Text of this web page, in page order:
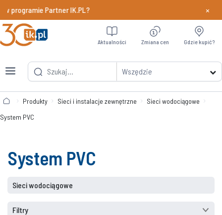
programie Partner IK.PL? Dowiedz
×
Wszędzie
Aktualności Zmiana cen Gdzie kupić?
Produkty Sieci i instalacje zewnętrzne
Sieci wodociągowe
System PVC
System PVC
Sieci wodociągowe
Filtry